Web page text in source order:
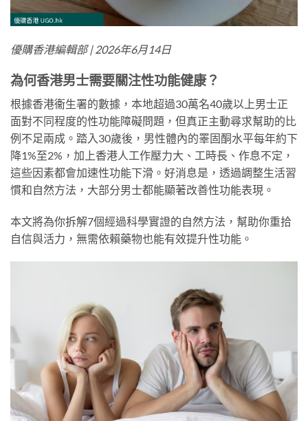
優購香港編輯部 | 2026年6月14日
為何香港男士需要關注性功能健康？
根據香港衞生署的數據，本地超過30萬名40歲以上男士正
面對不同程度的性功能障礙問題，但真正主動尋求幫助的比
例不足兩成。踏入30歲後，男性體內的睪固酮水平每年約下
降1%至2%，加上香港人工作壓力大、工時長、作息不定，
這些因素都會加速性功能下滑。好消息是，透過調整生活習
慣和自然方法，大部分男士都能顯著改善性功能表現。
本文將為你拆解7個經過科學實證的自然方法，幫助你重拾
自信與活力，無需依賴藥物也能有效提升性功能。